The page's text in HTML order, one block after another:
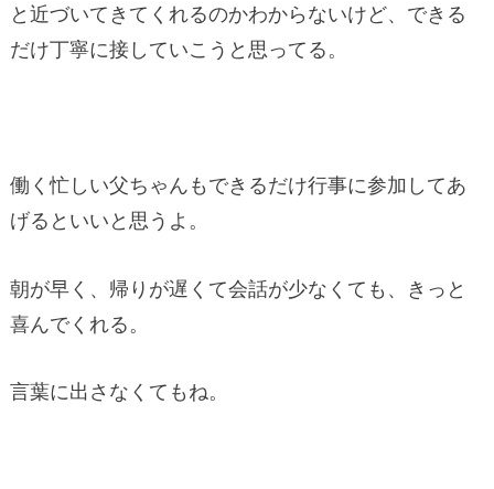
と近づいてきてくれるのかわからないけど、できる
だけ丁寧に接していこうと思ってる。
働く忙しい父ちゃんもできるだけ行事に参加してあ
げるといいと思うよ。
朝が早く、帰りが遅くて会話が少なくても、きっと
喜んでくれる。
言葉に出さなくてもね。